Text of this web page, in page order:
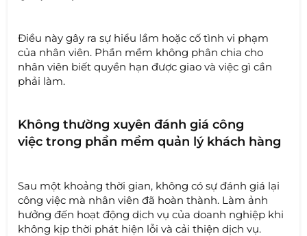
Điều này gây ra sự hiểu lầm hoặc cố tình vi phạm
của nhân viên. Phần mềm không phân chia cho
nhân viên biết quyền hạn được giao và việc gì cần
phải làm.
Không thường xuyên đánh giá công
việc trong phần mềm quản lý khách hàng
Sau một khoảng thời gian, không có sự đánh giá lại
công việc mà nhân viên đã hoàn thành. Làm ảnh
hưởng đến hoạt động dịch vụ của doanh nghiệp khi
không kịp thời phát hiện lỗi và cải thiện dịch vụ.